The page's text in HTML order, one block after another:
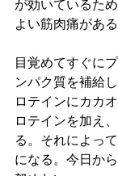
が効いているた
よい筋肉痛があ
目覚めてすぐに
ンパク質を補給
ロテインにカカ
ロテインを加え
る。それによっ
になる。今日か